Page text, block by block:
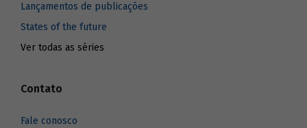
Lançamentos de publicações
States of the future
Ver todas as séries
Contato
Fale conosco